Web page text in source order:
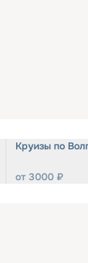
Круизы по
от 3000 ₽